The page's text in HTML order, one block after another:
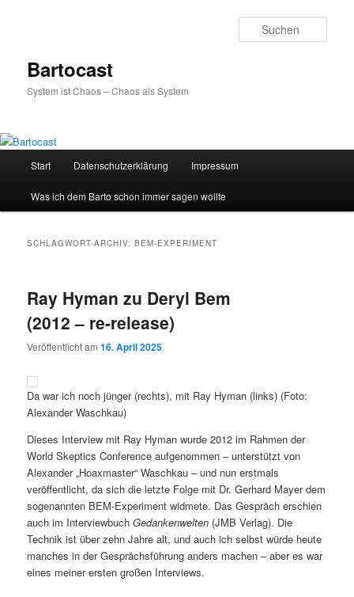
Bartocast
System ist Chaos – Chaos als System
Start Datenschutzerklärung Impressum
Was ich dem Barto schon immer sagen wollte
SCHLAGWORT-ARCHIV:BEM-EXPERIMENT
Ray Hyman zu Deryl Bem
(2012 – re-release)
Veröffentlicht am16. April 2025
Da war ich noch jünger (rechts), mit Ray Hyman (links) (Foto:
Alexander Waschkau)
Dieses Interview mit Ray Hyman wurde 2012 im Rahmen der
World Skeptics Conference aufgenommen – unterstützt von
Alexander „Hoaxmaster“ Waschkau – und nun erstmals
veröffentlicht, da sich die letzte Folge mit Dr. Gerhard Mayer dem
sogenannten BEM-Experiment widmete. Das Gespräch erschien
auch im InterviewbuchGedankenwelten (JMB Verlag). Die
Technik ist über zehn Jahre alt, und auch ich selbst würde heute
manches in der Gesprächsführung anders machen – aber es war
eines meiner ersten großen Interviews.